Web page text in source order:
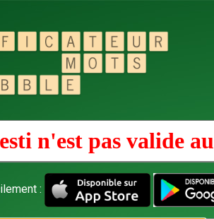
n'est pas valide au
: